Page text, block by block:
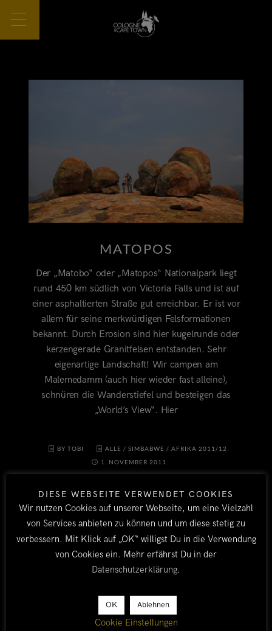
MATOPOS
Der „Matobo“ oder „Matopos“ Nationalpark liegt
rund 450 km südlich von Victoria Falls und ist auf
einer asphaltierten Straße gut erreichbar. Er ist vor
allem für seine merkwürdigen Felsformationen
bekannt. Durch Erosion sind hier kugelrunde oder
kerzengerade Granitfelsen entstanden. Sehr
eigenartige Landschaft! Wir campen am
Malemedamm (auch hier wieder fast alleine),
schnüren die Wanderstiefel und besteigen das
„World’s View“. Hier
BY TOBI ALLE /SIMBABWE /AFRIKA 2011/12
1. NOVEMBER 2011
LÄNDER
DIESE WEBSEITE VERWENDET COOKIES
Wir nutzen Cookies auf unserer Webseite, um eine Vielzahl
von Services anbieten zu können und um diese stetig zu
verbessern. Mit Klick auf „OK“ willigst Du in die Verwendung
von Cookies ein. Mehr erfährst Du in der
Datenschutzerklärung.
OK Ablehnen
Cookie Einstellungen